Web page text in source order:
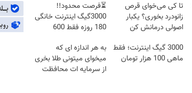
تا کی می‌خوای قرص
زانودرد بخوری؟ یکبار
اصولی درمانش کن
⏳فرصت محدود!!
3000گیگ اینترنت خانگی
180 روزه فقط 600
3000 گیگ اینترنت؛ فقط
ماهی 100 هزار تومان
به هر اندازه ای که
میخوای میتونی طلا بخری
از سرمایه ات محافظت